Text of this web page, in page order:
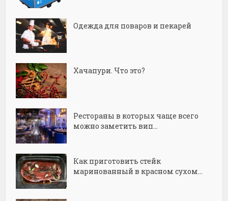
Одежда для поваров и пекарей
Хачапури. Что это?
Рестораны в которых чаще всего
можно заметить вип...
Как приготовить стейк
маринованный в красном сухом...